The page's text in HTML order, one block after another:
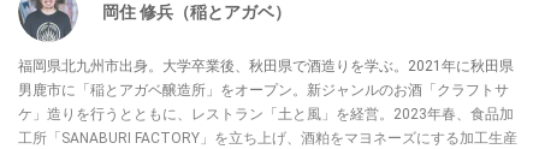
​​岡住 修兵（稲とアガベ）
福岡県北九州市出身。大学卒業後、秋田県で酒造りを学ぶ。2021年に秋田県
男鹿市に「稲とアガベ醸造所」をオープン。新ジャンルのお酒「クラフトサ
ケ」造りを行うとともに、レストラン「土と風」を経営。2023年春、食品加
工所「SANABURI FACTORY」を立ち上げ、酒粕をマヨネーズにする加工生産